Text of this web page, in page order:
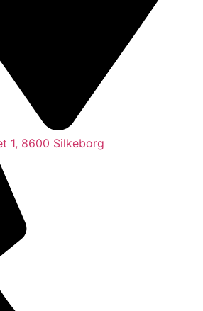
8600 Silkeborg